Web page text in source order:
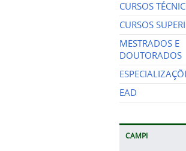
CURSOS
CURSOS
MESTRADOS E
DOUTORADOS
EAD
CAMPI